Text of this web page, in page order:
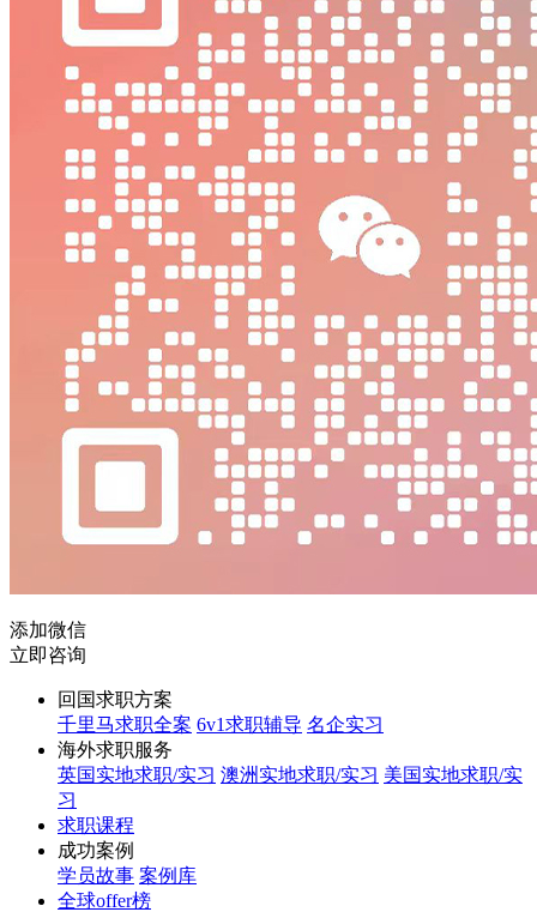
添加微信
立即咨询
回国求职方案
千里马求职全案 6v1求职辅导 名企实习
海外求职服务
英国实地求职/实习 澳洲实地求职/实习 美国实地求职/实
习
求职课程
成功案例
学员故事 案例库
全球offer榜